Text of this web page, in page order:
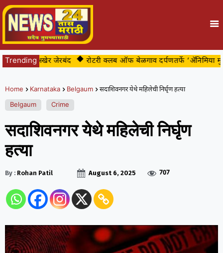
Trendingअखेर जेरबंद रोटरी क्लब ऑफ बेळगाव दर्पणतर्फे ‘ॲनिमिया मुक्त
Home Karnataka Belgaum
सदाशिवनगर येथे महिलेची निर्घृण हत्या
Belgaum
Crime
सदाशिवनगर येथे महिलेची निर्घृण
हत्या
By : Rohan Patil August 6, 2025 707